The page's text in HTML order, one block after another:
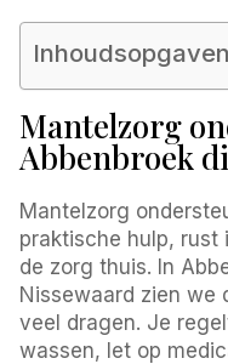
Inhoudsopgaven
Mantelzorg
Abbenbroek
Mantelzorg
praktische hulp, rust
de zorg thuis. In
Nissewaard zien we
veel dragen. Je
wassen, let op